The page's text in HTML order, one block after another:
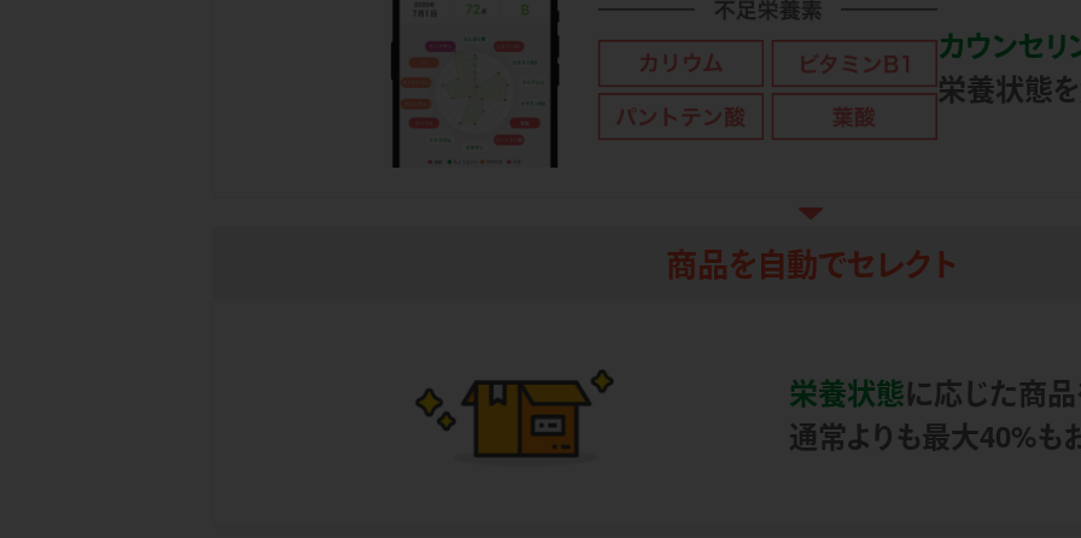
カウンセリ
栄養状態
商品を自動でセレクト
栄養状態に応じた商
通常よりも最大40%も